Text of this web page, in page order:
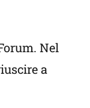
Nel
a